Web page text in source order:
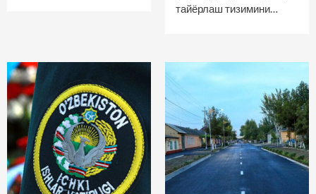
тайёрлаш тизимини…